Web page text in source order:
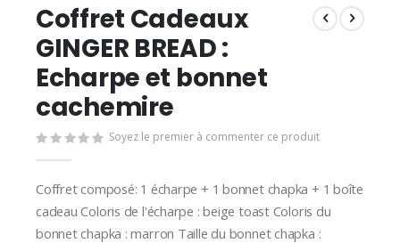
Coffret Cadeaux
GINGER BREAD :
Echarpe et bonnet
cachemire
Soyez le premier à commenter ce produit
Coffret composé: 1 écharpe + 1 bonnet chapka + 1 boîte
cadeau Coloris de l'écharpe : beige toast Coloris du
bonnet chapka : marron Taille du bonnet chapka :